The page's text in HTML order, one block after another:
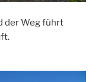
der Weg führt